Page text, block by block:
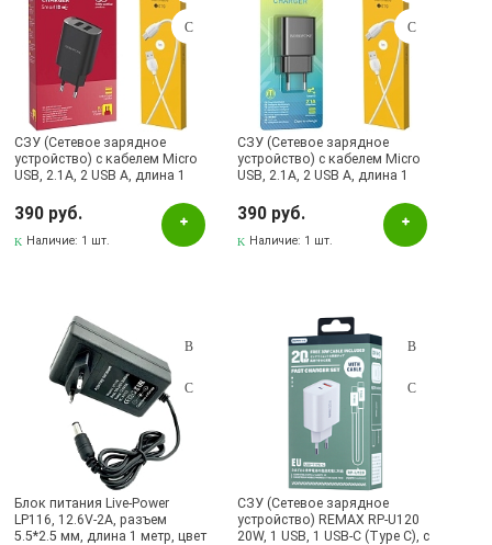
СЗУ (Сетевое зарядное
устройство) с кабелем Micro
USB, 2.1A, 2 USB A, длина 1
390 руб.
Наличие: 1 шт.
СЗУ (Сетевое зарядное
устройство) с кабелем Micro
USB, 2.1A, 2 USB A, длина 1
390 руб.
Наличие: 1 шт.
Блок питания Live-Power
LP116, 12.6V-2A, разъем
5.5*2.5 мм, длина 1 метр, цвет
СЗУ (Сетевое зарядное
устройство) REMAX RP-U120
20W, 1 USB, 1 USB-C (Type C), с